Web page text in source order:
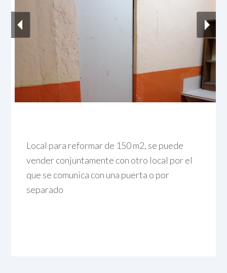
Local para reformar de 150 m2, se puede
vender conjuntamente con otro local por el
que se comunica con una puerta o por
separado